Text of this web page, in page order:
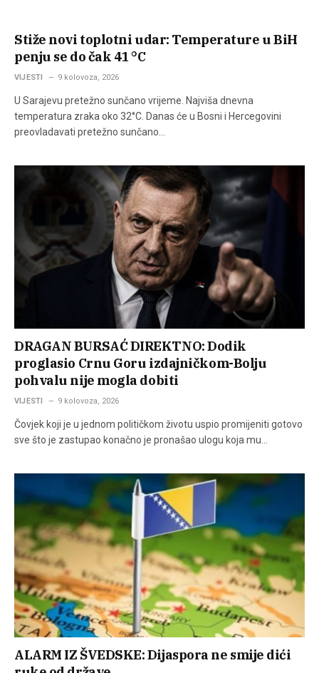
Stiže novi toplotni udar: Temperature u BiH
penju se do čak 41 °C
VIJESTI 9 kolovoza, 2026
U Sarajevu pretežno sunčano vrijeme. Najviša dnevna
temperatura zraka oko 32°C. Danas će u Bosni i Hercegovini
preovladavati pretežno sunčano…
DRAGAN BURSAĆ DIREKTNO: Dodik
proglasio Crnu Goru izdajničkom-Bolju
pohvalu nije mogla dobiti
VIJESTI 9 kolovoza, 2026
Čovjek koji je u jednom političkom životu uspio promijeniti gotovo
sve što je zastupao konačno je pronašao ulogu koja mu…
ALARM IZ ŠVEDSKE: Dijaspora ne smije dići